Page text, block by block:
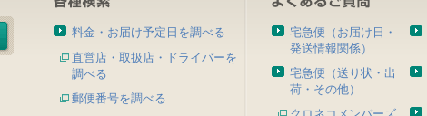
料金・お届け予定日を調べる
直営店・取扱店・ドライバーを
調べる
郵便番号を調べる
宅急便（お届け日・
発送情報関係）
宅急便（送り状・出
荷・その他）